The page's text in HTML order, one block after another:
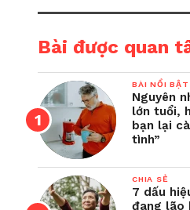
Bài được quan
BÀI NỔI BẬT
Nguyên
lớn tuổi,
bạn lại
tình”
CHIA SẺ
7 dấu
đang lão